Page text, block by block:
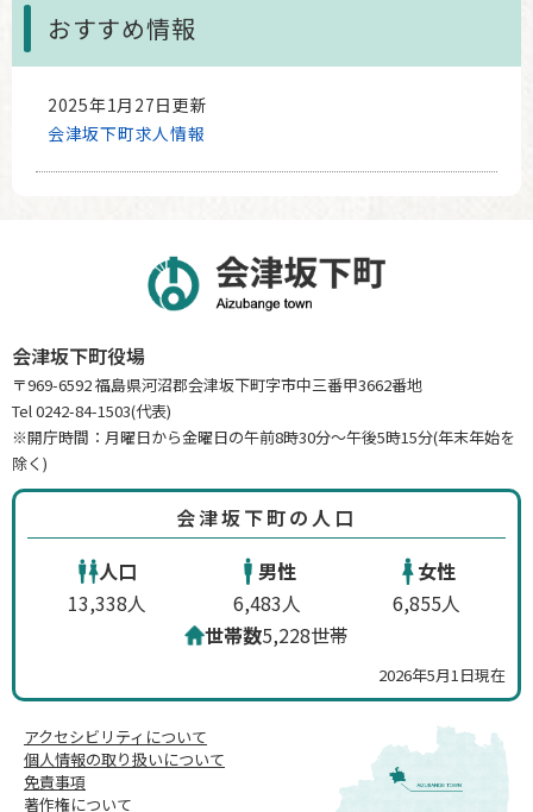
おすすめ情報
2025年1月27日更新
会津坂下町求人情報
アクセシビリティについて
個人情報の取り扱いについて
免責事項
著作権について
会津坂下町役場
〒969-6592 福島県河沼郡会津坂下町字市中三番甲3662番地
Tel 0242-84-1503(代表)
※開庁時間：月曜日から金曜日の午前8時30分～午後5時15分(年末年始を
除く)
会津坂下町の人口
人口
13,338人
男性
6,483人
女性
6,855人
世帯数5,228世帯
2026年5月1日現在